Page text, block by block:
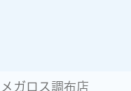
メガロス調布店